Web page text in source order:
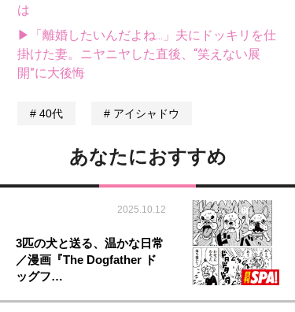
は
▶「離婚したいんだよね...」夫にドッキリを仕
掛けた妻。ニヤニヤした直後、“笑えない展
開”に大後悔
40代 アイシャドウ
あなたにおすすめ
2025.10.12
3匹の犬と送る、温かな日常
／漫画『The Dogfather ド
ッグフ…